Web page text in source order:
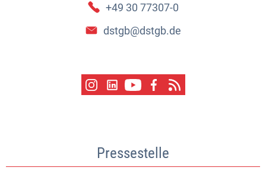
+49 30 77307-0
dstgb@dstgb.de
Pressestelle